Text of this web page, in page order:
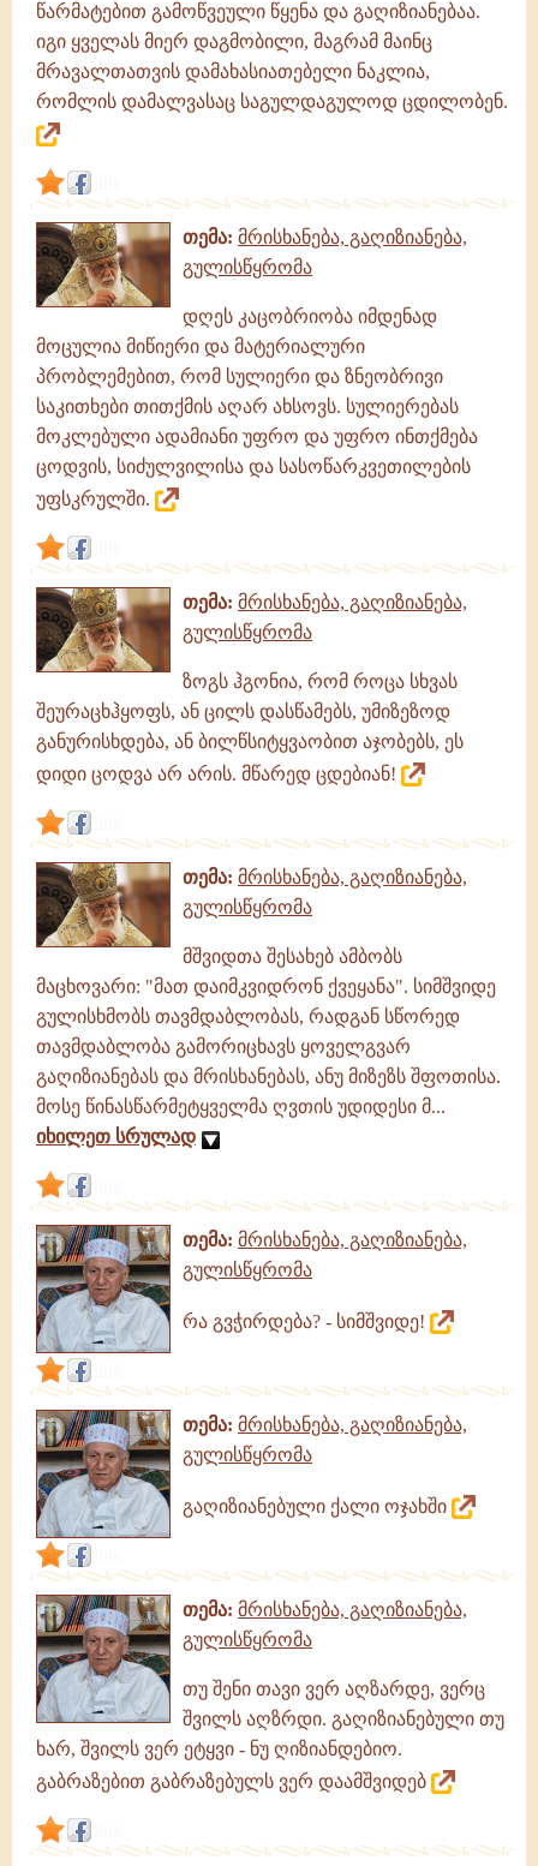
წარმატებით გამოწვეული წყენა და გაღიზიანებაა.
იგი ყველას მიერ დაგმობილი, მაგრამ მაინც
მრავალთათვის დამახასიათებელი ნაკლია,
რომლის დამალვასაც საგულდაგულოდ ცდილობენ.
თემა: მრისხანება, გაღიზიანება,
გულისწყრომა
დღეს კაცობრიობა იმდენად
მოცულია მიწიერი და მატერიალური
პრობლემებით, რომ სულიერი და ზნეობრივი
საკითხები თითქმის აღარ ახსოვს. სულიერებას
მოკლებული ადამიანი უფრო და უფრო ინთქმება
ცოდვის, სიძულვილისა და სასოწარკვეთილების
უფსკრულში.
თემა: მრისხანება, გაღიზიანება,
გულისწყრომა
ზოგს ჰგონია, რომ როცა სხვას
შეურაცხჰყოფს, ან ცილს დასწამებს, უმიზეზოდ
განურისხდება, ან ბილწსიტყვაობით აჯობებს, ეს
დიდი ცოდვა არ არის. მწარედ ცდებიან!
თემა: მრისხანება, გაღიზიანება,
გულისწყრომა
მშვიდთა შესახებ ამბობს
მაცხოვარი: "მათ დაიმკვიდრონ ქვეყანა". სიმშვიდე
გულისხმობს თავმდაბლობას, რადგან სწორედ
თავმდაბლობა გამორიცხავს ყოველგვარ
გაღიზიანებას და მრისხანებას, ანუ მიზეზს შფოთისა.
მოსე წინასწარმეტყველმა ღვთის უდიდესი მ...
იხილეთ სრულად
თემა: მრისხანება, გაღიზიანება,
გულისწყრომა
რა გვჭირდება? - სიმშვიდე!
თემა: მრისხანება, გაღიზიანება,
გულისწყრომა
გაღიზიანებული ქალი ოჯახში
თემა: მრისხანება, გაღიზიანება,
გულისწყრომა
თუ შენი თავი ვერ აღზარდე, ვერც
შვილს აღზრდი. გაღიზიანებული თუ
ხარ, შვილს ვერ ეტყვი - ნუ ღიზიანდებიო.
გაბრაზებით გაბრაზებულს ვერ დაამშვიდებ